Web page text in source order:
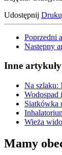
Udostępnij
Poprzedni
Następny
Inne artykuły
Na szlaku:
Wodospad
Siatkówka
Wieża
Mamy